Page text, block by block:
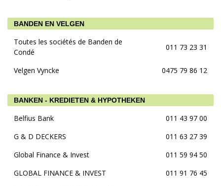
BANDEN EN VELGEN
Toutes les sociétés de Banden de
Condé
011 73 23 31
Velgen Vyncke 0475 79 86 12
BANKEN - KREDIETEN & HYPOTHEKEN
Belfius Bank
011 43 97 00
G & D DECKERS
011 63 27 39
Global Finance & Invest
011 59 94 50
GLOBAL FINANCE & INVEST
011 91 76 45